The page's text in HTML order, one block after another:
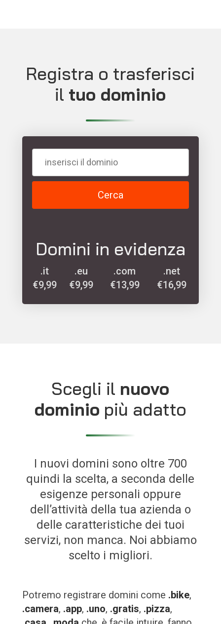
Registra o trasferisci
il tuo dominio
Cerca
Domini in evidenza
.it
€9,99
.eu
€9,99
.com
€13,99
.net
€16,99
Scegli il nuovo
dominio più adatto
I nuovi domini sono oltre 700
quindi la scelta, a seconda delle
esigenze personali oppure
dell’attività della tua azienda o
delle caratteristiche dei tuoi
servizi, non manca. Noi abbiamo
scelto i migliori.
Potremo registrare domini come .bike,
.camera, .app, .uno, .gratis, .pizza,